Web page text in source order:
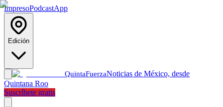
ImpresoPodcastApp
Edición
QuintaFuerzaNoticias de México, desde
Quintana Roo
Suscríbete gratis